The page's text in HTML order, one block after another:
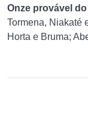
Onze provável
Tormena, Niakaté
Horta e Bruma;